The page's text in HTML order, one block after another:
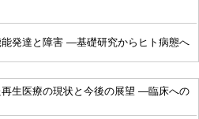
発達と障害 ―基礎研究からヒト病態へ
生医療の現状と今後の展望 ―臨床への